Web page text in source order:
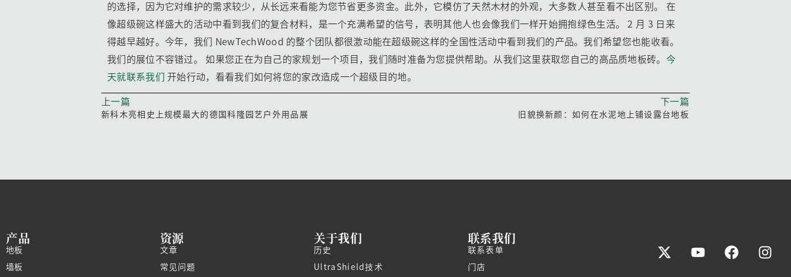
的选择，因为它对维护的需求较少，从长远来看能为您节省更多资金。此外，它模仿了天然木材的外观，大多数人甚至看不出区别。 在
像超级碗这样盛大的活动中看到我们的复合材料，是一个充满希望的信号，表明其他人也会像我们一样开始拥抱绿色生活。 2 月 3 日来
得越早越好。今年，我们 NewTechWood 的整个团队都很激动能在超级碗这样的全国性活动中看到我们的产品。我们希望您也能收看。
我们的展位不容错过。 如果您正在为自己的家规划一个项目，我们随时准备为您提供帮助。从我们这里获取您自己的高品质地板砖。 今
天就联系我们
开始行动，看看我们如何将您的家改造成一个超级目的地。
上一篇
新科木亮相史上规模最大的德国科隆园艺户外用品展
下一篇
旧貌换新颜：如何在水泥地上铺设露台地板
产品
地板
墙板
资源
文章
常见问题
关于我们
历史
UltraShield技术
联系我们
联系表单
门店